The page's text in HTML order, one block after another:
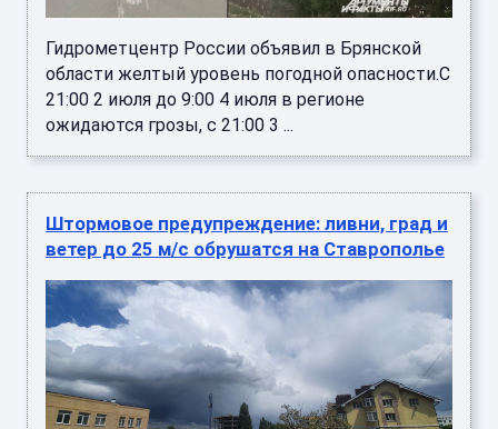
Гидрометцентр России объявил в Брянской
области желтый уровень погодной опасности.С
21:00 2 июля до 9:00 4 июля в регионе
ожидаются грозы, с 21:00 3 ...
Штормовое предупреждение: ливни, град и
ветер до 25 м/с обрушатся на Ставрополье